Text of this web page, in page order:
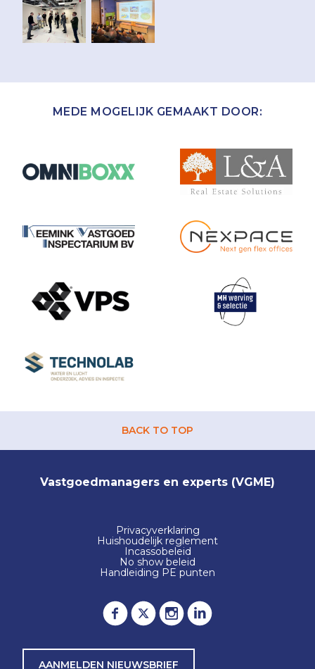
MEDE MOGELIJK GEMAAKT DOOR:
BACK TO TOP
Vastgoedmanagers en experts (VGME)
Privacyverklaring
Huishoudelijk reglement
Incassobeleid
No show beleid
Handleiding PE punten
AANMELDEN NIEUWSBRIEF